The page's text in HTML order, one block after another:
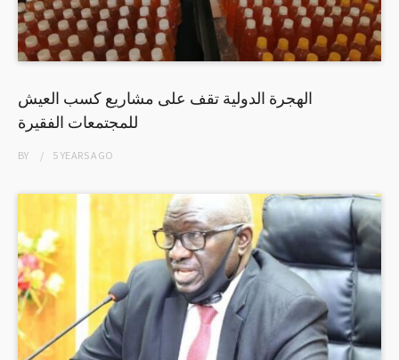
الهجرة الدولية تقف على مشاريع كسب العيش
للمجتمعات الفقيرة
BY 5 YEARSAGO